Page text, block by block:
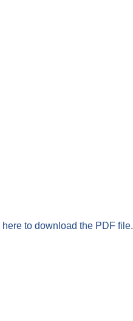
here to download the PDF file.